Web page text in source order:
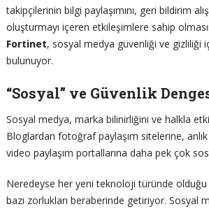
takipçilerinin bilgi paylaşımını, geri bildirim
oluşturmayı içeren etkileşimlere sahip
Fortinet, sosyal medya güvenliği ve gizliliği
bulunuyor.
“Sosyal” ve Güvenlik
Sosyal medya, marka bilinirliğini ve halkla
Bloglardan fotoğraf paylaşım sitelerine,
video paylaşım portallarına daha pek çok
Neredeyse her yeni teknoloji türünde
bazı zorlukları beraberinde getiriyor. Sosyal